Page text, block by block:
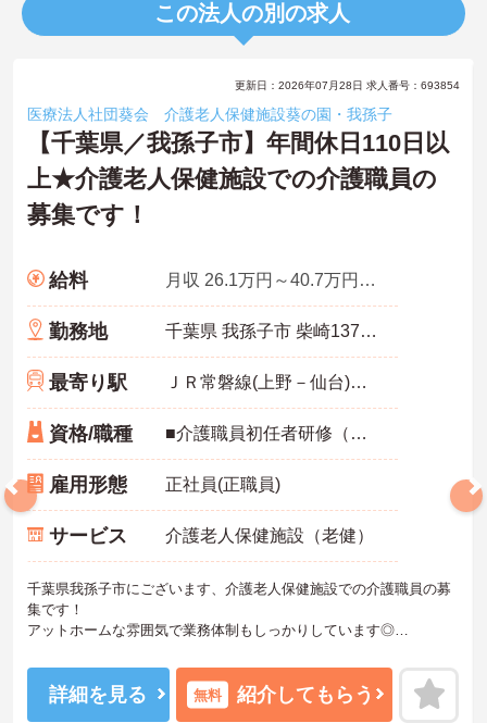
この法人の別の求人
更新日：2026年07月28日 求人番号：693854
医療法人社団葵会 介護老人保健施設葵の園・我孫子
【千葉県／我孫子市】年間休日110日以
上★介護老人保健施設での介護職員の
募集です！
給料 月収 26.1万円～40.7万円程度 諸手当・夜勤手当5回分込
勤務地 千葉県 我孫子市 柴崎137番地の1
最寄り駅 ＪＲ常磐線(上野－仙台)「天王台駅」徒歩5分
資格/職種 ■介護職員初任者研修（ヘルパー2級）又は実務者研修（ヘルパー1級） ■経験年数3年以上 ※入職直後はマンツーマンで教えてもらえるので、ご経験の浅い方やブランクのある方も安心してスタートできます。
雇用形態 正社員(正職員)
サービス 介護老人保健施設（老健）
千葉県我孫子市にございます、介護老人保健施設での介護職員の募
集です！
アットホームな雰囲気で業務体制もしっかりしています◎
境です♪
マイカー通勤もOKなので、通勤も楽々です★
ご興味ある方には、面接対策ポイントなど、さらに詳細をお話しい
詳細を見る 無料 紹介してもらう